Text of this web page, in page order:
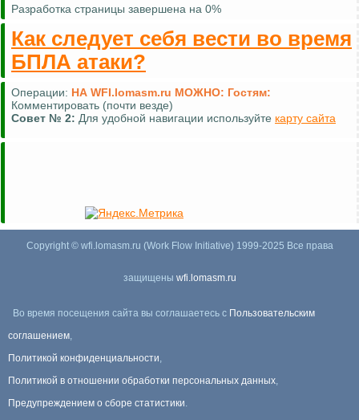
Разработка страницы завершена на 0%
Как следует себя вести во время
БПЛА атаки?
Операции: НА WFI.lomasm.ru МОЖНО: Гостям:
Комментировать (почти везде)
Совет № 2: Для удобной навигации используйте карту сайта
Copyright © wfi.lomasm.ru (Work Flow Initiative) 1999-2025 Все права
защищены wfi.lomasm.ru
Во время посещения сайта вы соглашаетесь с Пользовательским
соглашением,
Политикой конфиденциальности,
Политикой в отношении обработки персональных данных,
Предупреждением о сборе статистики.